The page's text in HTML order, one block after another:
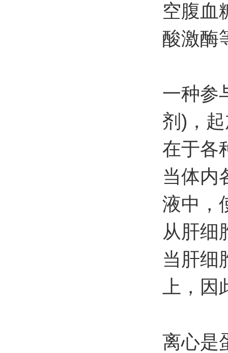
空腹血
酸激酶
一种参
剂)，
在于各
当体内
液中，
从肝细
当肝细
上，
离心是